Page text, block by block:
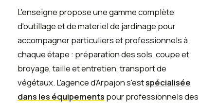
L'enseigne propose une gamme complète
d'outillage et de materiel de jardinage pour
accompagner particuliers et professionnels à
chaque étape : préparation des sols, coupe et
broyage, taille et entretien, transport de
végétaux. L'agence d'Arpajon s'estspécialisée
dans les équipements pour professionnels des